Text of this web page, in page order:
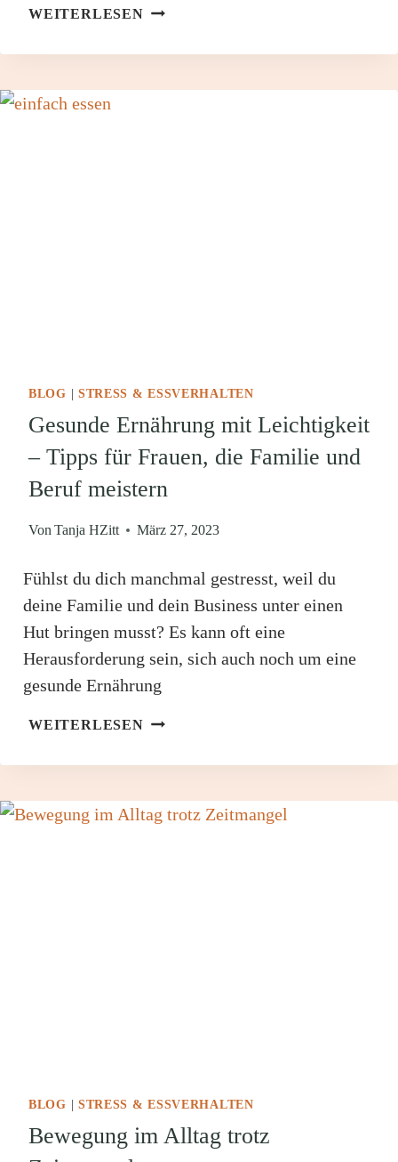
WEITERLESENABNEHMEN
SPORT
ZUR
BLOG STRESS & ESSVERHALTEN
Gesunde Ernährung mit Leichtigkeit
– Tipps für Frauen, die Familie und
Beruf meistern
Von Tanja HZitt März 27, 2023
Fühlst du dich manchmal gestresst, weil du
deine Familie und dein Business unter einen
Hut bringen musst? Es kann oft eine
Herausforderung sein, sich auch noch um eine
gesunde Ernährung
WEITERLESENGESUNDE
MIT
–
TIPPS
BLOG | STRESS & ESSVERHALTEN
Bewegung im Alltag trotz